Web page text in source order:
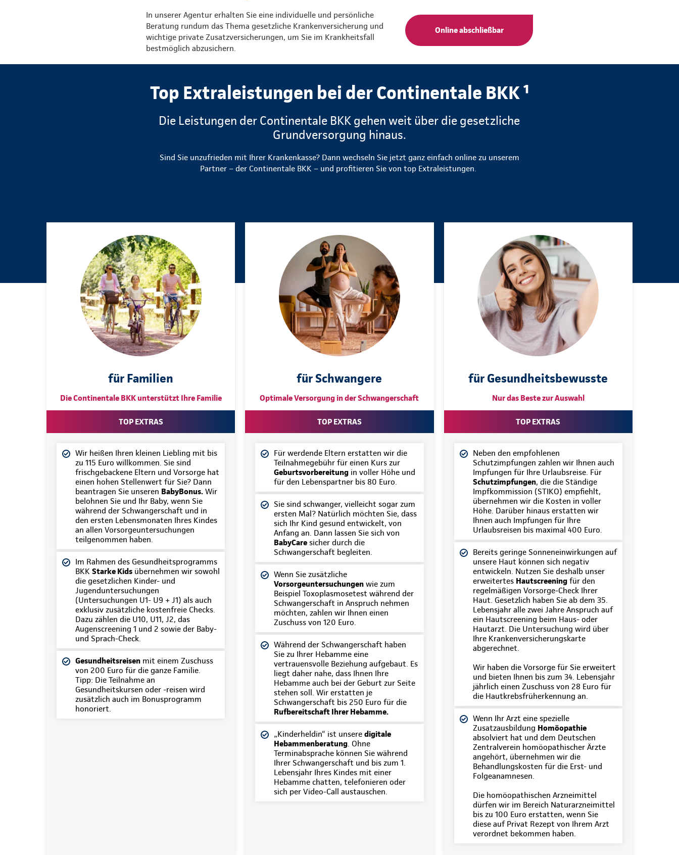
Online abschließbar
In unserer Agentur erhalten Sie eine individuelle und persönliche
Beratung rundum das Thema gesetzliche Krankenversicherung und
wichtige private Zusatzversicherungen, um Sie im Krankheitsfall
bestmöglich abzusichern.
Top Extraleistungen bei der Continentale BKK ¹
Die Leistungen der Continentale BKK gehen weit über die gesetzliche
Grundversorgung hinaus.
Sind Sie unzufrieden mit Ihrer Krankenkasse? Dann wechseln Sie jetzt ganz einfach online zu unserem
Partner – der Continentale BKK – und profitieren Sie von top Extraleistungen.
für Familien
Die Continentale BKK unterstützt Ihre Familie
TOP EXTRAS
Wir heißen Ihren kleinen Liebling mit bis
zu 115 Euro willkommen. Sie sind
frischgebackene Eltern und Vorsorge hat
einen hohen Stellenwert für Sie? Dann
beantragen Sie unseren BabyBonus. Wir
belohnen Sie und Ihr Baby, wenn Sie
während der Schwangerschaft und in
den ersten Lebensmonaten Ihres Kindes
an allen Vorsorgeuntersuchungen
teilgenommen haben.
Im Rahmen des Gesundheitsprogramms
BKK Starke Kids übernehmen wir sowohl
die gesetzlichen Kinder- und
Jugenduntersuchungen
(Untersuchungen U1- U9 + J1) als auch
exklusiv zusätzliche kostenfreie Checks.
Dazu zählen die U10, U11, J2, das
Augenscreening 1 und 2 sowie der Baby-
und Sprach-Check.
Gesundheitsreisen mit einem Zuschuss
von 200 Euro für die ganze Familie.
Tipp: Die Teilnahme an
Gesundheitskursen oder -reisen wird
zusätzlich auch im Bonusprogramm
honoriert.
für Schwangere
Optimale Versorgung in der Schwangerschaft
TOP EXTRAS
Für werdende Eltern erstatten wir die
Teilnahmegebühr für einen Kurs zur
Geburtsvorbereitung in voller Höhe und
für den Lebenspartner bis 80 Euro.
Sie sind schwanger, vielleicht sogar zum
ersten Mal? Natürlich möchten Sie, dass
sich Ihr Kind gesund entwickelt, von
Anfang an. Dann lassen Sie sich von
BabyCare sicher durch die
Schwangerschaft begleiten.
Wenn Sie zusätzliche
Vorsorgeuntersuchungen wie zum
Beispiel Toxoplasmosetest während der
Schwangerschaft in Anspruch nehmen
möchten, zahlen wir Ihnen einen
Zuschuss von 120 Euro.
Während der Schwangerschaft haben
Sie zu Ihrer Hebamme eine
vertrauensvolle Beziehung aufgebaut. Es
liegt daher nahe, dass Ihnen Ihre
Hebamme auch bei der Geburt zur Seite
stehen soll. Wir erstatten je
Schwangerschaft bis 250 Euro für die
Rufbereitschaft Ihrer Hebamme.
„Kinderheldin“ ist unseredigitale
Hebammenberatung. Ohne
Terminabsprache können Sie während
Ihrer Schwangerschaft und bis zum 1.
Lebensjahr Ihres Kindes mit einer
Hebamme chatten, telefonieren oder
sich per Video-Call austauschen.
für Gesundheitsbewusste
Nur das Beste zur Auswahl
TOP EXTRAS
Neben den empfohlenen
Schutzimpfungen zahlen wir Ihnen auch
Impfungen für Ihre Urlaubsreise. Für
Schutzimpfungen, die die Ständige
Impfkommission (STIKO) empfiehlt,
übernehmen wir die Kosten in voller
Höhe. Darüber hinaus erstatten wir
Ihnen auch Impfungen für Ihre
Urlaubsreisen bis maximal 400 Euro.
Bereits geringe Sonneneinwirkungen auf
unsere Haut können sich negativ
entwickeln. Nutzen Sie deshalb unser
erweitertes Hautscreeningfür den
regelmäßigen Vorsorge-Check Ihrer
Haut. Gesetzlich haben Sie ab dem 35.
Lebensjahr alle zwei Jahre Anspruch auf
ein Hautscreening beim Haus- oder
Hautarzt. Die Untersuchung wird über
Ihre Krankenversicherungskarte
abgerechnet.
Wir haben die Vorsorge für Sie erweitert
und bieten Ihnen bis zum 34. Lebensjahr
jährlich einen Zuschuss von 28 Euro für
die Hautkrebsfrüherkennung an.
Wenn Ihr Arzt eine spezielle
Zusatzausbildung Homöopathie
absolviert hat und dem Deutschen
Zentralverein homöopathischer Ärzte
angehört, übernehmen wir die
Behandlungskosten für die Erst- und
Folgeanamnesen.
Die homöopathischen Arzneimittel
dürfen wir im Bereich Naturarzneimittel
bis zu 100 Euro erstatten, wenn Sie
diese auf Privat Rezept von Ihrem Arzt
verordnet bekommen haben.